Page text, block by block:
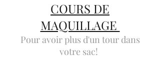
COURS DE
MAQUILLAGE
Pour avoir plus d'un tour dans
votre sac!